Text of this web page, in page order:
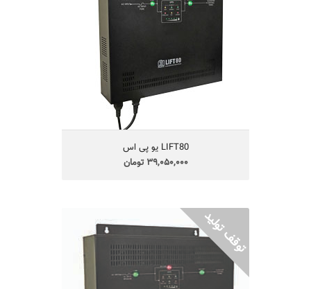
LIFT80 یو پی اس
39,050,000 تومان
یو پی اس مدل LIFT80
مجهز به کنترل هوشمند میکروپروسسوری
تکنولوژی Digital line-Interactive
قابلیت نصب بصورت دیواری
دارای 2 عدد باتری 12 ولت 9 آمپر
مجهز به سیستم مدیریت باتری
مجهز به مدار BYPASS اتوماتیک
یکسال گارانتی و 5 سال تامین قطعات
LIFT200 درب های کرکره‌ای و سیستم‌های
حفاظتی
فرمان آسانسور،بالابرها،باز و بسته کردن
دربهای اتوماتیک و کرکره های برقی پارکینگ و